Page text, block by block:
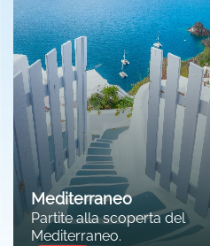
Mediterraneo
Partite alla scoperta del
Mediterraneo.